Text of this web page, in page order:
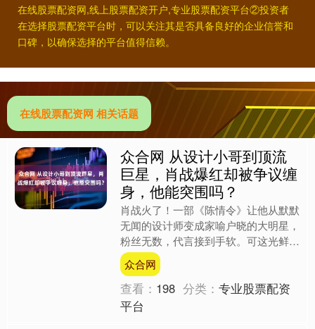
在线股票配资网,线上股票配资开户,专业股票配资平台②投资者
在选择股票配资平台时，可以关注其是否具备良好的企业信誉和
口碑，以确保选择的平台值得信赖。
在线股票配资网 相关话题
众合网 从设计小哥到顶流
巨星，肖战爆红却被争议缠
身，他能突围吗？
肖战火了！一部《陈情令》让他从默默
无闻的设计师变成家喻户晓的大明星，
粉丝无数，代言接到手软。可这光鲜亮
丽的背后，他却被困在一个怪圈里，流
量和争议如影随形。究竟是....
众合网
查看： 198 分类：专业股票配资
平台